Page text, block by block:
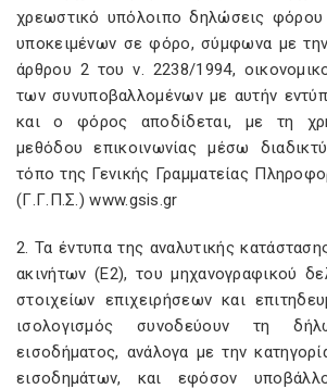
χρεωστικό υπόλοιπο δηλώσεις
υποκειμένων σε φόρο, σύμφωνα με
άρθρου 2 του ν. 2238/1994,
των συνυποβαλλομένων με αυτήν
και ο φόρος αποδίδεται, με τη
μεθόδου επικοινωνίας μέσω
τόπο της Γενικής Γραμματείας
(Γ.Γ.Π.Σ.) www.gsis.gr
2. Τα έντυπα της αναλυτικής
ακινήτων (Ε2), του μηχανογραφικού
στοιχείων επιχειρήσεων και
ισολογισμός συνοδεύουν τη
εισοδήματος, ανάλογα με την
εισοδημάτων, και εφόσον